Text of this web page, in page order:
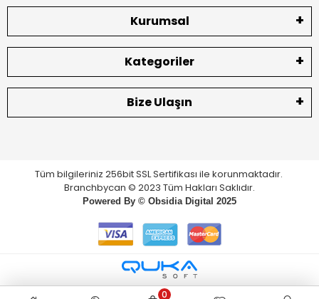
Kurumsal
Kategoriler
Bize Ulaşın
Tüm bilgileriniz 256bit SSL Sertifikası ile korunmaktadır.
Branchbycan © 2023 Tüm Hakları Saklıdır.
Powered By © Obsidia Digital 2025
0